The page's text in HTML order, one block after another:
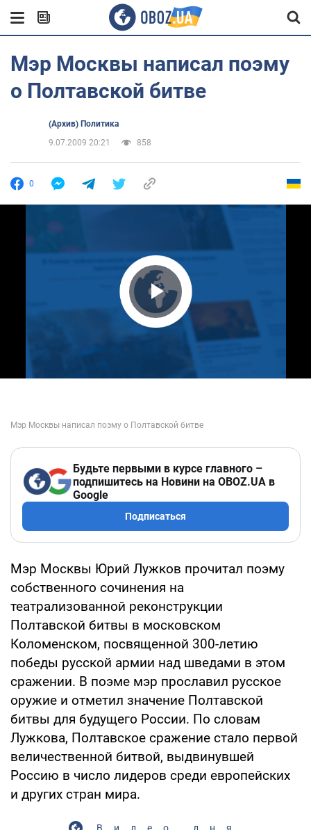
Мэр Москвы написал поэму
о Полтавской битве
(Архив) Политика
9.07.2009 20:21
858
0
Play Video
Будьте первыми в курсе главного –
подпишитесь на Новини на OBOZ.UA в
Google
Подписаться
Мэр Москвы Юрий Лужков прочитал поэму
собственного сочинения на
театрализованной реконструкции
Полтавской битвы в московском
Коломенском, посвященной 300-летию
победы русской армии над шведами в этом
сражении. В поэме мэр прославил русское
оружие и отметил значение Полтавской
битвы для будущего России. По словам
Лужкова, Полтавское сражение стало первой
величественной битвой, выдвинувшей
Россию в число лидеров среди европейских
и других стран мира.
Видео дня